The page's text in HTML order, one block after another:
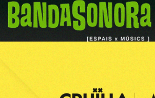
Skip to main content